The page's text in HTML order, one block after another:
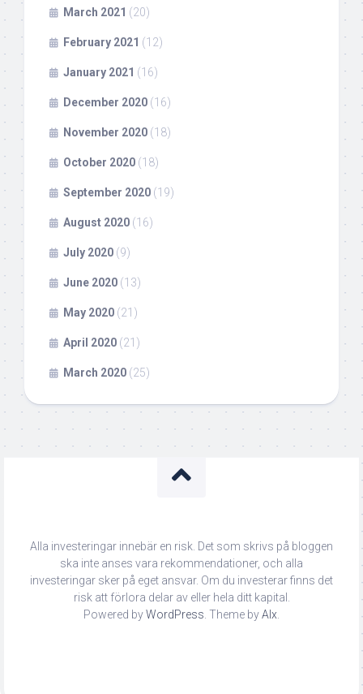
March 2021 (20)
February 2021 (12)
January 2021 (16)
December 2020 (16)
November 2020 (18)
October 2020 (18)
September 2020 (19)
August 2020 (16)
July 2020 (9)
June 2020 (13)
May 2020 (21)
April 2020 (21)
March 2020 (25)
Alla investeringar innebär en risk. Det som skrivs på bloggen
ska inte anses vara rekommendationer, och alla
investeringar sker på eget ansvar. Om du investerar finns det
risk att förlora delar av eller hela ditt kapital.
Powered byWordPress. Theme byAlx.